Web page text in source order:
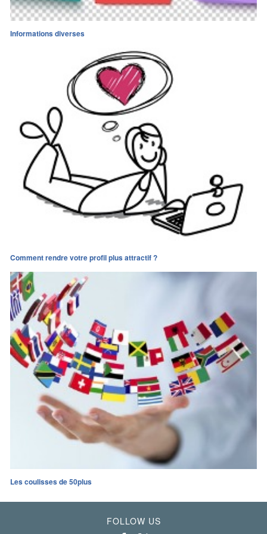
Informations diverses
Comment rendre votre profil plus attractif ?
Les coulisses de 50plus
FOLLOW US